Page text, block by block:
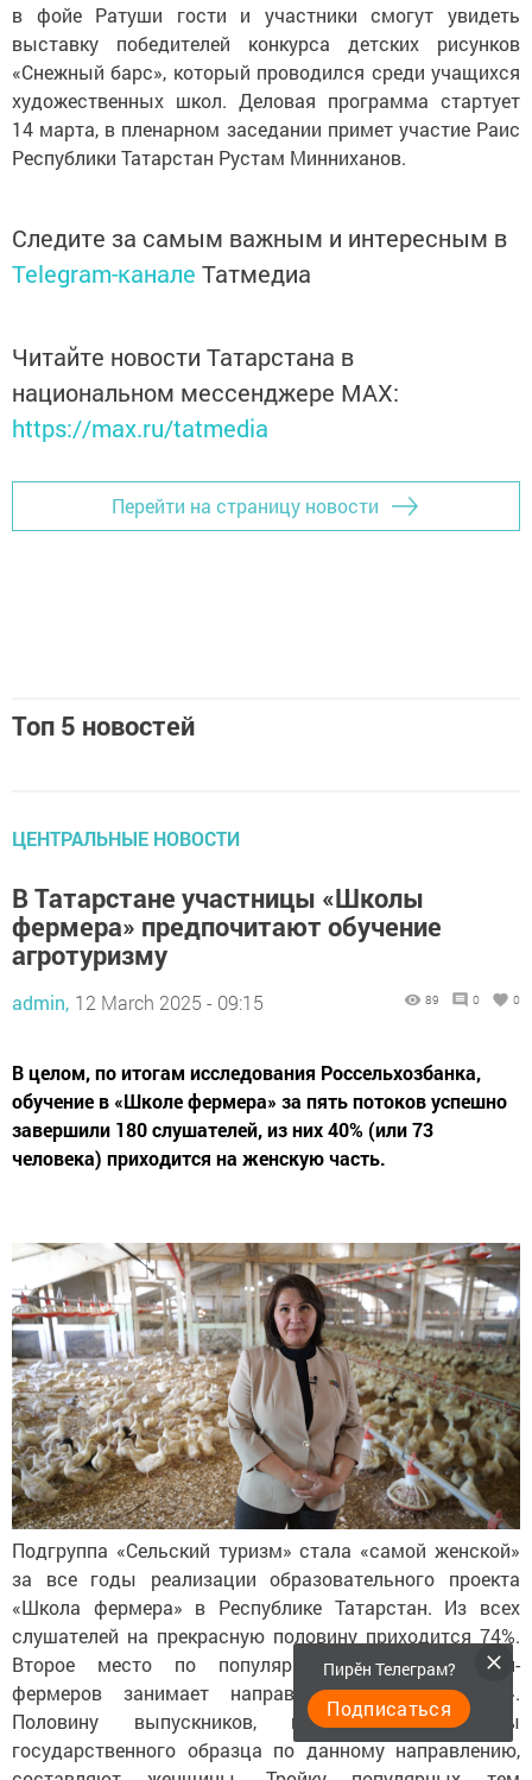
в фойе Ратуши гости и участники смогут увидеть
выставку победителей конкурса детских рисунков
«Снежный барс», который проводился среди учащихся
художественных школ. Деловая программа стартует
14 марта, в пленарном заседании примет участие Раис
Республики Татарстан Рустам Минниханов.
Следите за самым важным и интересным в
Telegram-канале Татмедиа
Читайте новости Татарстана в
национальном мессенджере MАХ:
https://max.ru/tatmedia
Перейти на страницу новости
Топ 5 новостей
ЦЕНТРАЛЬНЫЕ НОВОСТИ
В Татарстане участницы «Школы
фермера» предпочитают обучение
агротуризму
admin, 12 March 2025 - 09:15 89 0 0
В целом, по итогам исследования Россельхозбанка,
обучение в «Школе фермера» за пять потоков успешно
завершили 180 слушателей, из них 40% (или 73
человека) приходится на женскую часть.
Подгруппа «Сельский туризм» стала «самой женской»
за все годы реализации образовательного проекта
«Школа фермера» в Республике Татарстан. Из всех
слушателей на прекрасную половину приходится 74%.
Второе место по популярности среди женщин-
фермеров занимает направление «Птицеводство».
Половину выпускников, получивших дипломы
государственного образца по данному направлению,
Пирӗн Телеграм?
Подписаться